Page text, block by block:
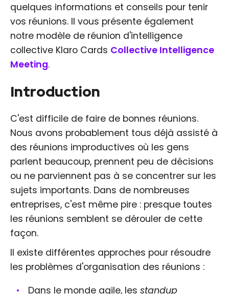
quelques informations et conseils pour tenir
vos réunions. Il vous présente également
notre modèle de réunion d'intelligence
collective Klaro Cards Collective Intelligence
Meeting.
Introduction
C'est difficile de faire de bonnes réunions.
Nous avons probablement tous déjà assisté à
des réunions improductives où les gens
parlent beaucoup, prennent peu de décisions
ou ne parviennent pas à se concentrer sur les
sujets importants. Dans de nombreuses
entreprises, c'est même pire : presque toutes
les réunions semblent se dérouler de cette
façon.
Il existe différentes approches pour résoudre
les problèmes d'organisation des réunions :
Dans le monde agile, les standup